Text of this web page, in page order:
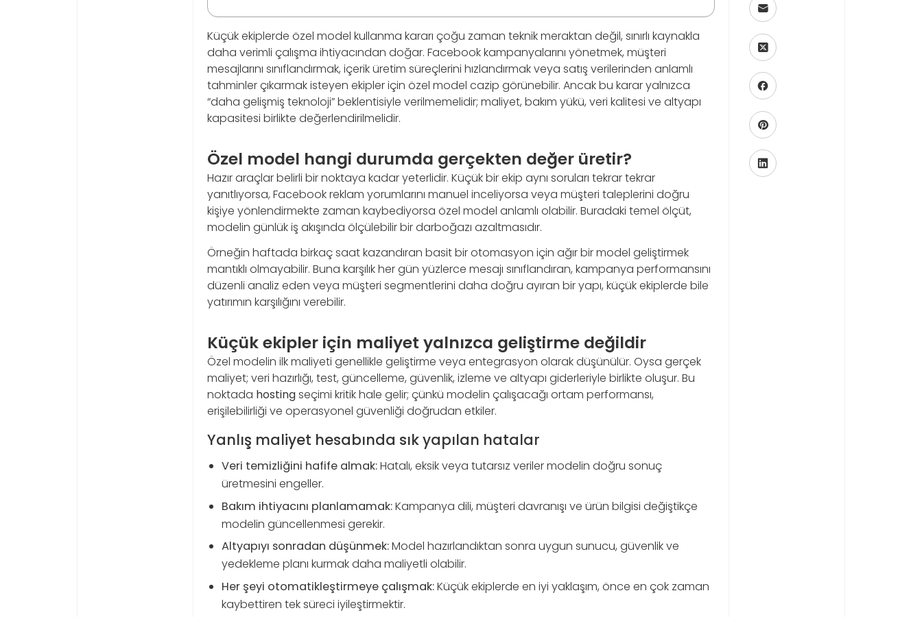
Küçük ekiplerde özel model kullanma kararı çoğu zaman teknik meraktan değil, sınırlı kaynakla
daha verimli çalışma ihtiyacından doğar. Facebook kampanyalarını yönetmek, müşteri
mesajlarını sınıflandırmak, içerik üretim süreçlerini hızlandırmak veya satış verilerinden anlamlı
tahminler çıkarmak isteyen ekipler için özel model cazip görünebilir. Ancak bu karar yalnızca
“daha gelişmiş teknoloji” beklentisiyle verilmemelidir; maliyet, bakım yükü, veri kalitesi ve altyapı
kapasitesi birlikte değerlendirilmelidir.
Özel model hangi durumda gerçekten değer üretir?
Hazır araçlar belirli bir noktaya kadar yeterlidir. Küçük bir ekip aynı soruları tekrar tekrar
yanıtlıyorsa, Facebook reklam yorumlarını manuel inceliyorsa veya müşteri taleplerini doğru
kişiye yönlendirmekte zaman kaybediyorsa özel model anlamlı olabilir. Buradaki temel ölçüt,
modelin günlük iş akışında ölçülebilir bir darboğazı azaltmasıdır.
Örneğin haftada birkaç saat kazandıran basit bir otomasyon için ağır bir model geliştirmek
mantıklı olmayabilir. Buna karşılık her gün yüzlerce mesajı sınıflandıran, kampanya performansını
düzenli analiz eden veya müşteri segmentlerini daha doğru ayıran bir yapı, küçük ekiplerde bile
yatırımın karşılığını verebilir.
Küçük ekipler için maliyet yalnızca geliştirme değildir
Özel modelin ilk maliyeti genellikle geliştirme veya entegrasyon olarak düşünülür. Oysa gerçek
maliyet; veri hazırlığı, test, güncelleme, güvenlik, izleme ve altyapı giderleriyle birlikte oluşur. Bu
noktada hostingseçimi kritik hale gelir; çünkü modelin çalışacağı ortam performansı,
erişilebilirliği ve operasyonel güvenliği doğrudan etkiler.
Yanlış maliyet hesabında sık yapılan hatalar
Veri temizliğini hafife almak:Hatalı, eksik veya tutarsız veriler modelin doğru sonuç
üretmesini engeller.
Bakım ihtiyacını planlamamak:Kampanya dili, müşteri davranışı ve ürün bilgisi değiştikçe
modelin güncellenmesi gerekir.
Altyapıyı sonradan düşünmek:Model hazırlandıktan sonra uygun sunucu, güvenlik ve
yedekleme planı kurmak daha maliyetli olabilir.
Her şeyi otomatikleştirmeye çalışmak:Küçük ekiplerde en iyi yaklaşım, önce en çok zaman
kaybettiren tek süreci iyileştirmektir.